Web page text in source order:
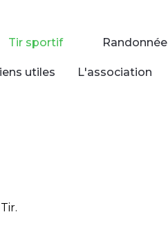
Tir sportif Randonnée
utiles L'association